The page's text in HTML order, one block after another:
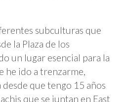
subculturas que
la Plaza de los
un lugar esencial para la
he ido a trenzarme,
que tengo 15 años
que se juntan en East